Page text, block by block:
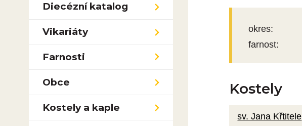
Diecézní katalog
Vikariáty
Farnosti
Obce
Kostely a kaple
okres:
farnost:
Kostely
sv. Jana Křtitele